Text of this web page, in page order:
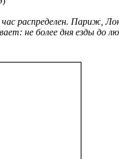
распределен. Париж,
не более дня езды до